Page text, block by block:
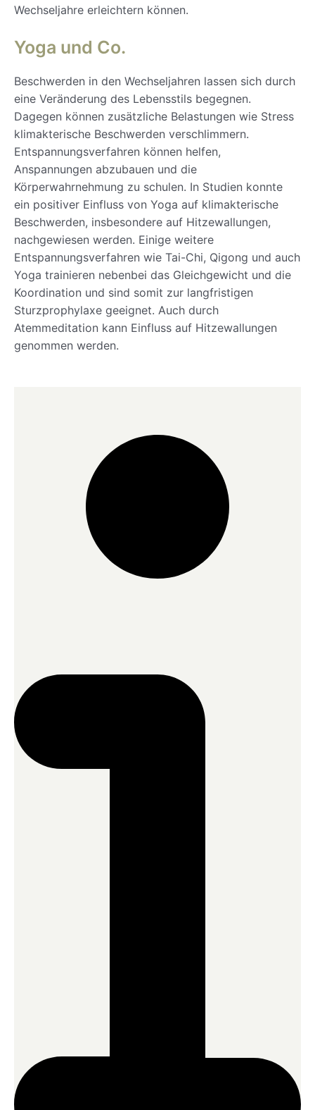
Wechseljahre erleichtern können.
Yoga und Co.
Beschwerden in den Wechseljahren lassen sich durch
eine Veränderung des Lebensstils begegnen.
Dagegen können zusätzliche Belastungen wie Stress
klimakterische Beschwerden verschlimmern.
Entspannungsverfahren können helfen,
Anspannungen abzubauen und die
Körperwahrnehmung zu schulen. In Studien konnte
ein positiver Einfluss von Yoga auf klimakterische
Beschwerden, insbesondere auf Hitzewallungen,
nachgewiesen werden. Einige weitere
Entspannungsverfahren wie Tai-Chi, Qigong und auch
Yoga trainieren nebenbei das Gleichgewicht und die
Koordination und sind somit zur langfristigen
Sturzprophylaxe geeignet. Auch durch
Atemmeditation kann Einfluss auf Hitzewallungen
genommen werden.